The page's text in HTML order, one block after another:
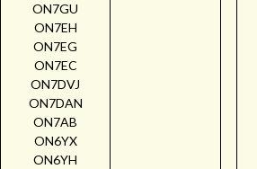
ON7GU
ON7EH
ON7EG
ON7EC
ON7DVJ
ON7DAN
ON7AB
ON6YX
ON6YH